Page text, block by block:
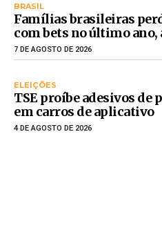
BRASIL
Famílias brasileiras
com bets no último ano,
7 DE AGOSTO DE 2026
ELEIÇÕES
TSE proíbe adesivos de
em carros de aplicativo
4 DE AGOSTO DE 2026